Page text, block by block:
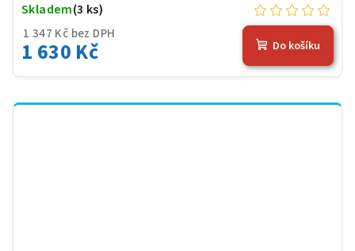
1 347 Kč bez DPH
1 630 Kč
Skladem(3 ks)
Do košíku